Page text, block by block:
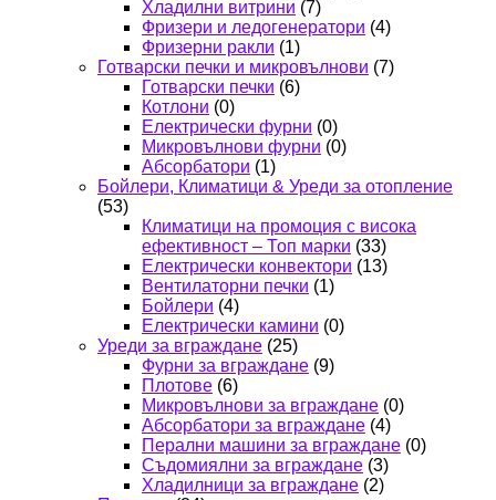
Хладилни витрини (7)
Фризери и ледогенератори (4)
Фризерни ракли (1)
Готварски печки и микровълнови (7)
Готварски печки (6)
Котлони (0)
Електрически фурни (0)
Микровълнови фурни (0)
Абсорбатори (1)
Бойлери, Климатици & Уреди за отопление
(53)
Климатици на промоция с висока
ефективност – Топ марки (33)
Електрически конвектори (13)
Вентилаторни печки (1)
Бойлери (4)
Електрически камини (0)
Уреди за вграждане (25)
Фурни за вграждане (9)
Плотове (6)
Микровълнови за вграждане (0)
Абсорбатори за вграждане (4)
Перални машини за вграждане (0)
Съдомиялни за вграждане (3)
Хладилници за вграждане (2)